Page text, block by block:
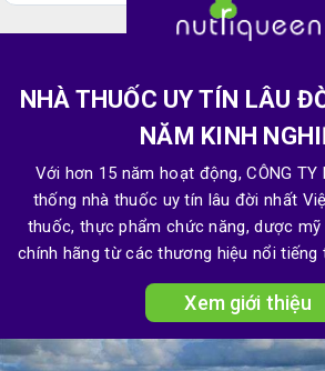
NHÀ THUỐC UY TÍN LÂU
NĂM KINH
Với hơn 15 năm hoạt động, CÔNG TY
thống nhà thuốc uy tín lâu đời nhất
thuốc, thực phẩm chức năng, dược mỹ
chính hãng từ các thương hiệu nổi tiếng
Xem giới thiệu